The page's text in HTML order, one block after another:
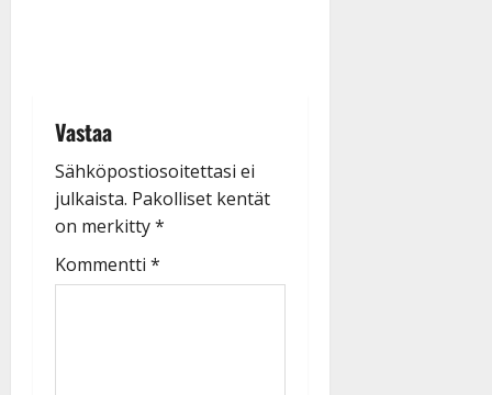
Vastaa
Sähköpostiosoitettasi ei
julkaista. Pakolliset kentät
on merkitty*
Kommentti *